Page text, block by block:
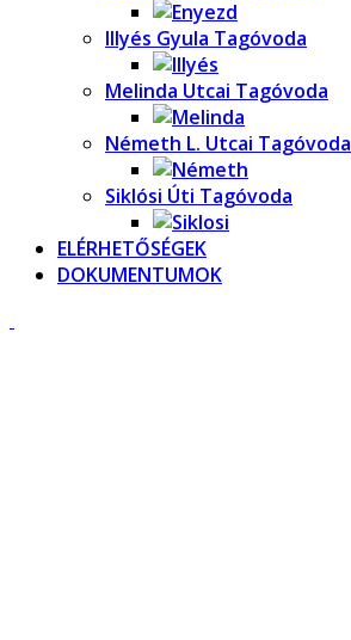
Illyés Gyula Tagóvoda
Melinda Utcai Tagóvoda
Németh L. Utcai Tagóvoda
Siklósi Úti Tagóvoda
ELÉRHETŐSÉGEK
DOKUMENTUMOK